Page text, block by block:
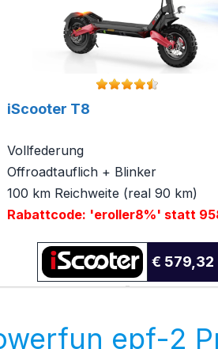
iScooter T8
Vollfederung
Offroadtauflich + Blinker
100 km Reichweite (real 90 km)
Rabattcode: 'eroller8%' statt
€ 579,32
epf-2